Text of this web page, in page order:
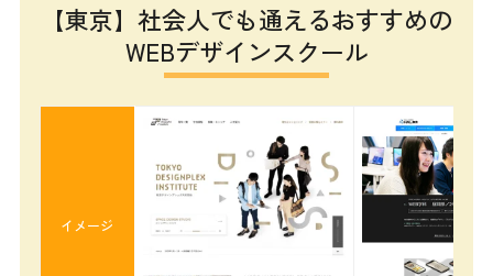
【東京】社会人でも通えるおすすめの
WEBデザインスクール
イメージ